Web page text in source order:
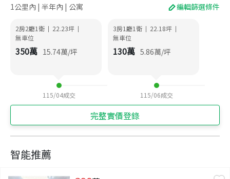
1公里內 | 半年內 | 公寓 編輯篩選條件
2房2廳1衛 | 22.23坪 |
無車位
350萬 15.74萬/坪
115/04成交
3房1廳1衛 | 22.18坪 |
無車位
130萬 5.86萬/坪
115/06成交
完整實價登錄
智能推薦